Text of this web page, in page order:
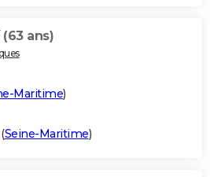
(63 ans)
Maritime)
Seine-Maritime)